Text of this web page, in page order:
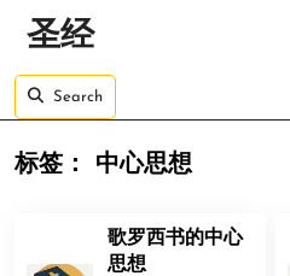
圣经
Search
标签： 中心思想
歌罗西书的中心
思想